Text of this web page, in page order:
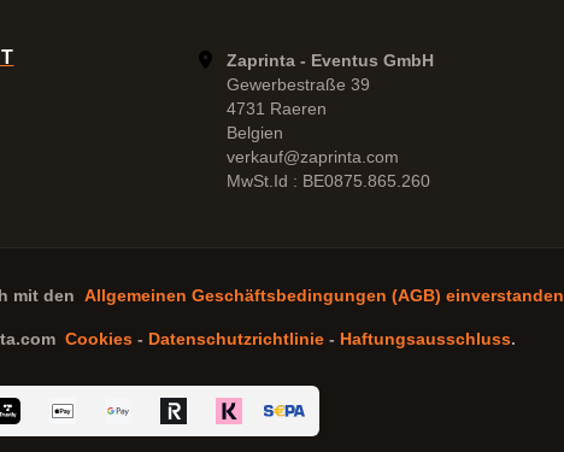
Zaprinta - Eventus GmbH
Gewerbestraße 39
4731 Raeren
Belgien
verkauf@zaprinta.com
MwSt.Id : BE0875.865.260
mit den Allgemeinen Geschäftsbedingungen (AGB) einverstanden
Cookies- Datenschutzrichtlinie- Haftungsausschluss.